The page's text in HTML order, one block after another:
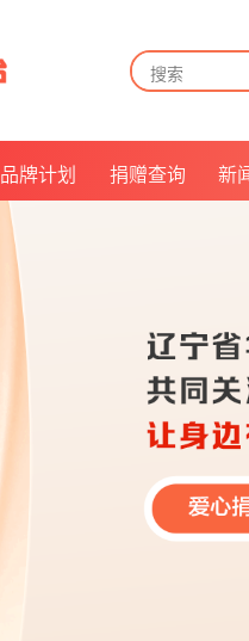
品牌计划
月来越有爱
公益倡议官
我是华易人
捐赠查询
抵扣说明
新